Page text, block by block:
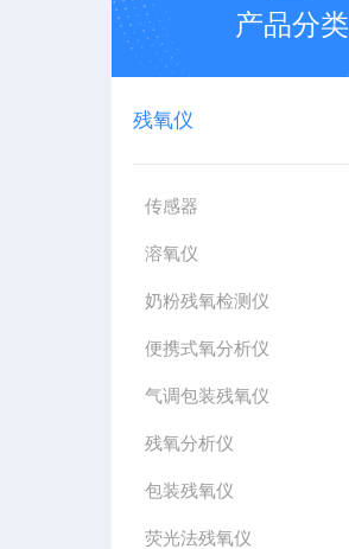
产品分类
残氧仪
传感器
溶氧仪
奶粉残氧检测仪
便携式氧分析仪
气调包装残氧仪
残氧分析仪
包装残氧仪
荧光法残氧仪